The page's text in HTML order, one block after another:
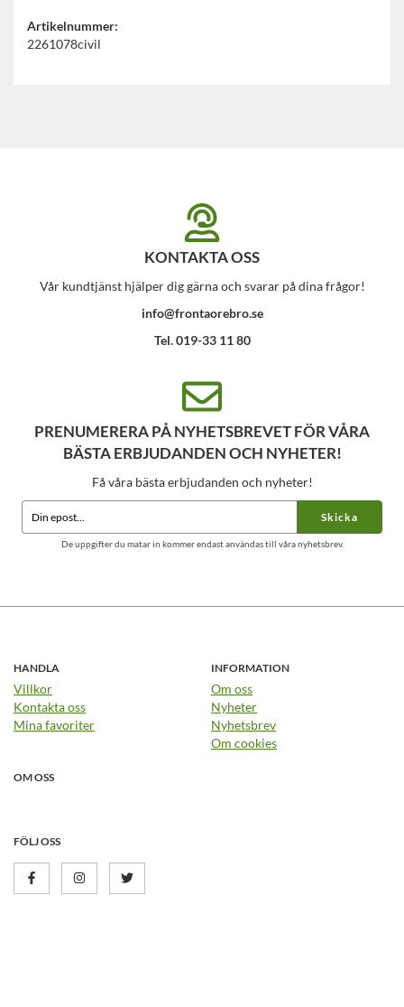
Artikelnummer:
2261078civil
KONTAKTA OSS
Vår kundtjänst hjälper dig gärna och svarar på dina frågor!
info@frontaorebro.se
Tel. 019-33 11 80
PRENUMERERA PÅ NYHETSBREVET FÖR VÅRA
BÄSTA ERBJUDANDEN OCH NYHETER!
Få våra bästa erbjudanden och nyheter!
Skicka
De uppgifter du matar in kommer endast användas till våra nyhetsbrev.
HANDLA
Villkor
Kontakta oss
Mina favoriter
INFORMATION
Om oss
Nyheter
Nyhetsbrev
Om cookies
OM OSS
FÖLJ OSS